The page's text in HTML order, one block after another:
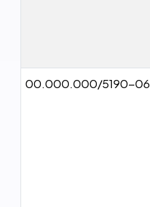
00.000.000/5190-06